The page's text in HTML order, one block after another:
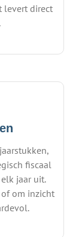
levert direct
fiscaal
elk jaar uit.
om inzicht